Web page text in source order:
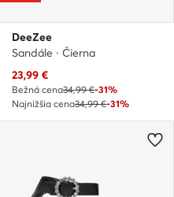
DeeZee
Sandále · Čierna
Aktuálna cena
23,99 €
Bežná cena34,99 €-31%
Najnižšia cena34,99 €-31%